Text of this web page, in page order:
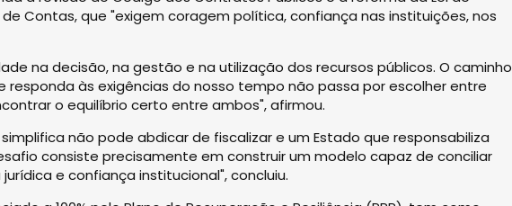
Contas, que "exigem coragem política, confiança nas instituições, nos
na decisão, na gestão e na utilização dos recursos públicos. O caminho
às exigências do nosso tempo não passa por escolher entre
o equilíbrio certo entre ambos", afirmou.
não pode abdicar de fiscalizar e um Estado que responsabiliza
consiste precisamente em construir um modelo capaz de conciliar
e confiança institucional", concluiu.